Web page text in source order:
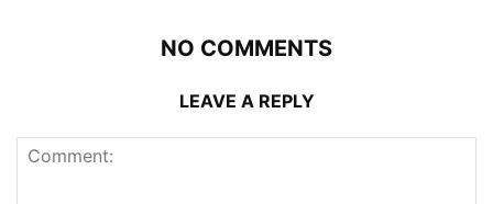
NO COMMENTS
LEAVE A REPLY